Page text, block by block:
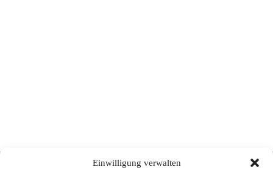
Einwilligung verwalten
DESIGNED UND HANDGEDRUCKT IN